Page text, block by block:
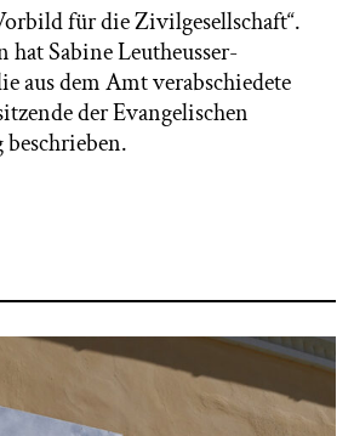
für die Zivilgesellschaft“.
Sabine Leutheusser-
aus dem Amt verabschiedete
der Evangelischen